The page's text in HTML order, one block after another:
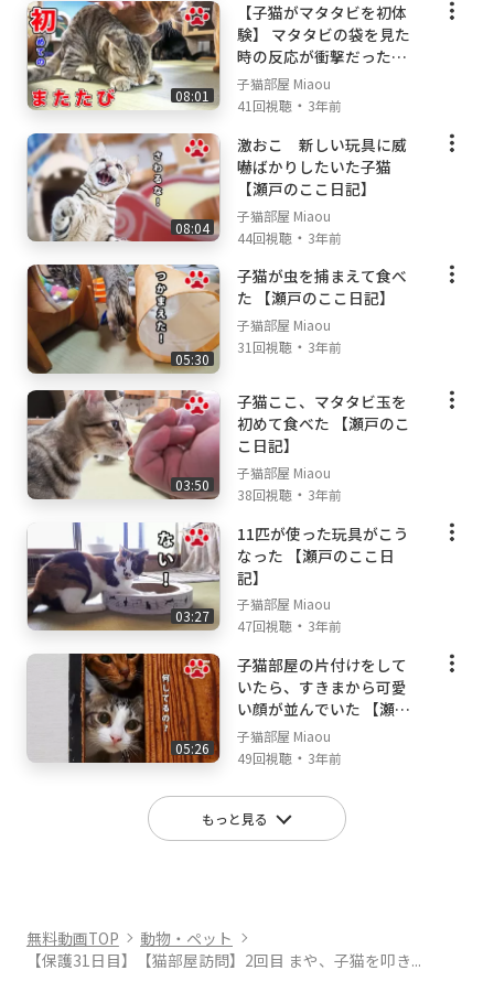
08:01
【子猫がマタタビを初体
験】 マタタビの袋を見た
時の反応が衝撃だった
【瀬戸のここ日記】
子猫部屋 Miaou
41回視聴 ・ 3年前
08:04
激おこ 新しい玩具に威
嚇ばかりしたいた子猫
【瀬戸のここ日記】
子猫部屋 Miaou
44回視聴 ・ 3年前
05:30
子猫が虫を捕まえて食べ
た 【瀬戸のここ日記】
子猫部屋 Miaou
31回視聴 ・ 3年前
03:50
子猫ここ、マタタビ玉を
初めて食べた 【瀬戸のこ
こ日記】
子猫部屋 Miaou
38回視聴 ・ 3年前
03:27
11匹が使った玩具がこう
なった 【瀬戸のここ日
記】
子猫部屋 Miaou
47回視聴 ・ 3年前
05:26
子猫部屋の片付けをして
いたら、すきまから可愛
い顔が並んでいた 【瀬戸
の子猫日記】
子猫部屋 Miaou
49回視聴 ・ 3年前
もっと見る
無料動画TOP
動物・ペット
【保護31日目】【猫部屋訪問】2回目 まや、子猫を叩き...